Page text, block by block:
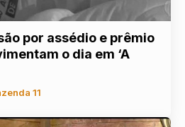
por assédio e prêmio
o dia em ‘A
11